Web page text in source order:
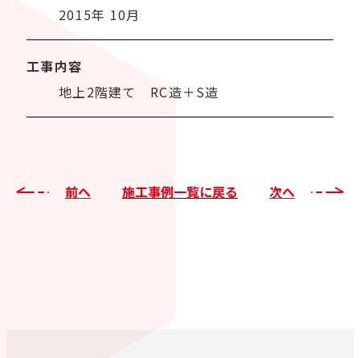
2015年 10月
工事内容
地上2階建て RC造＋S造
前へ 施工事例一覧に戻る 次へ